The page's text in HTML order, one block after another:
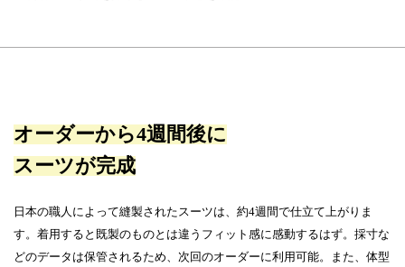
オーダーから4週間後に
スーツが完成
日本の職人によって縫製されたスーツは、約4週間で仕立て上がりま
す。着用すると既製のものとは違うフィット感に感動するはず。採寸な
どのデータは保管されるため、次回のオーダーに利用可能。また、体型